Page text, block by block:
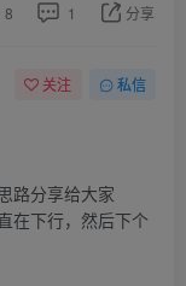
8 1 分享
关注 私信
路分享给大家
在下行，然后下个